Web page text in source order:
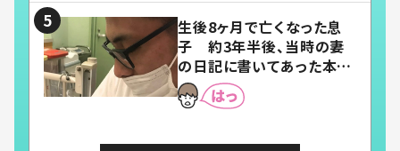
生後8ヶ月で亡くなった息
子 約3年半後、当時の妻
の日記に書いてあった本音
とは